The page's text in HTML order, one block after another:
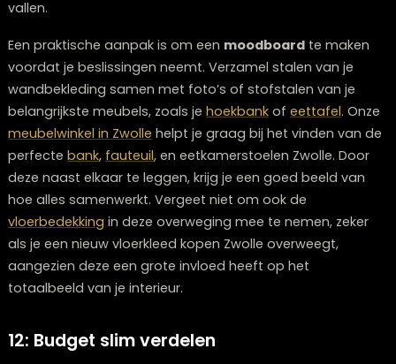
10: Maak een statement met
Een accentwand kan een ruimte transformeren
je een hele kamer hoeft aan te pakken. Door één
bekleden met een opvallende kleur, patroon of
creëer je een visueel interessant focuspunt dat
geeft aan je interieur.
Kies strategisch welke wand je als accentmuur
gebruiken. Dit is vaak de wand die je als eerste ziet bij
binnenkomst, de wand achter een centraal meubel
een bed of bank, of een natuurlijk afgebakende
zoals een nis of schouw. Een accentwand werkt het
is gehouden, zodat er een goede balans ontstaat